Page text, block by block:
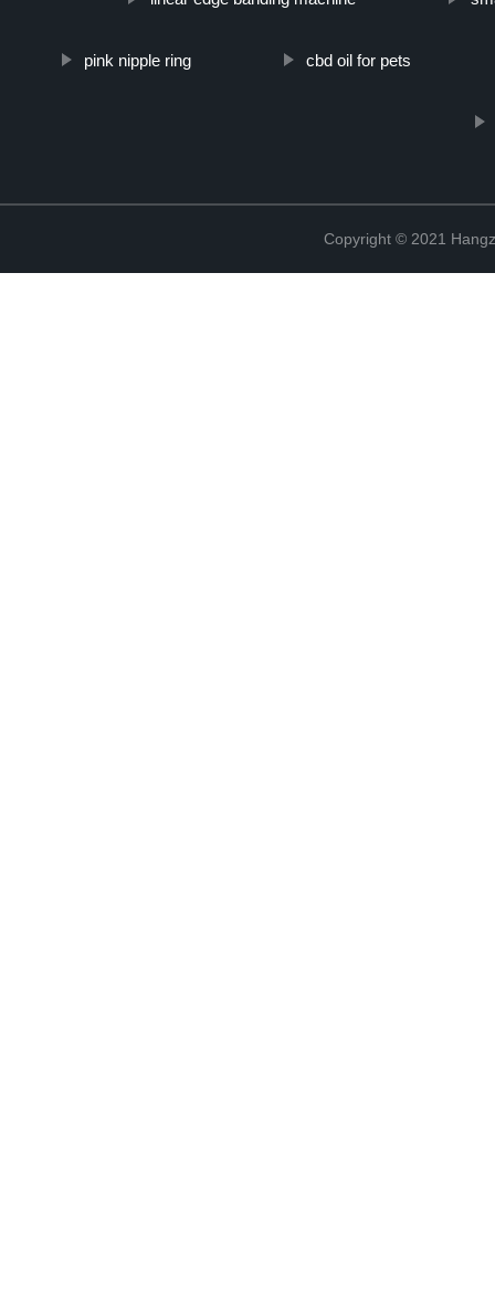
pink nipple ring cbd oil for pets
Copyright © 2021